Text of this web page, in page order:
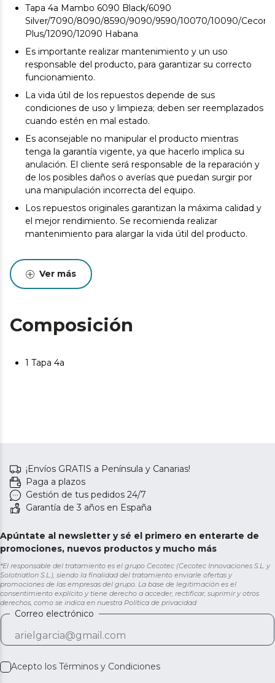
Tapa 4a Mambo 6090 Black/6090
Silver/7090/8090/8590/9090/9590/10070/10090/
Plus/12090/12090 Habana
Es importante realizar mantenimiento y un uso
responsable del producto, para garantizar su correcto
funcionamiento.
La vida útil de los repuestos depende de sus
condiciones de uso y limpieza; deben ser reemplazados
cuando estén en mal estado.
Es aconsejable no manipular el producto mientras
tenga la garantía vigente, ya que hacerlo implica su
anulación. El cliente será responsable de la reparación y
de los posibles daños o averías que puedan surgir por
una manipulación incorrecta del equipo.
Los repuestos originales garantizan la máxima calidad y
el mejor rendimiento. Se recomienda realizar
mantenimiento para alargar la vida útil del producto.
Ver más
Composición
1 Tapa 4a
¡Envíos GRATIS a Península y Canarias!
Paga a plazos
Gestión de tus pedidos 24/7
Garantía de 3 años en España
Apúntate al newsletter y sé el primero en enterarte de
promociones, nuevos productos y mucho más
*El responsable del tratamiento es el grupo Cecotec (Cecotec Innovaciones S.L. y
Solotriatlon S.L.), siendo la finalidad del tratamiento enviarle ofertas y
promociones de las empresas del grupo. La base de legitimación es el
consentimiento explícito y tiene derecho a acceder, rectificar, suprimir y otros
derechos, como se indica en nuestra Política de privacidad
Correo electrónico
Acepto los Términos y Condiciones